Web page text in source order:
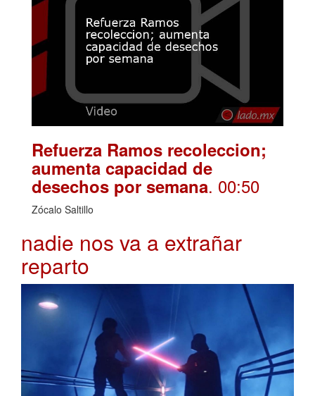
Refuerza Ramos recoleccion;
aumenta capacidad de
desechos por semana. 00:50
Zócalo Saltillo
nadie nos va a extrañar
reparto